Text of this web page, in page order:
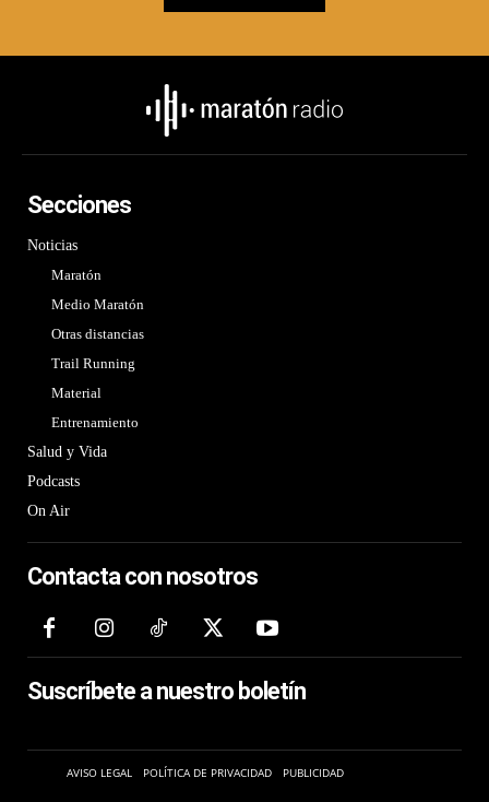
Secciones
Noticias
Maratón
Medio Maratón
Otras distancias
Trail Running
Material
Entrenamiento
Salud y Vida
Podcasts
On Air
Contacta con nosotros
Suscríbete a nuestro boletín
AVISO LEGAL POLÍTICA DE PRIVACIDAD PUBLICIDAD